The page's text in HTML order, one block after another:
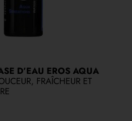
D’EAU EROS AQUA
FRAÎCHEUR ET